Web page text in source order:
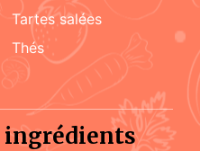
tartes salées
Thés
ingrédients